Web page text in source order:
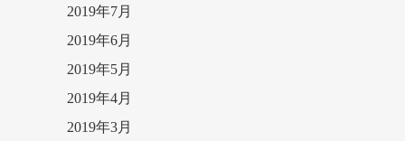
2019年7月
2019年6月
2019年5月
2019年4月
2019年3月